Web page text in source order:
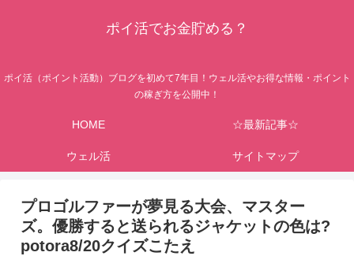
ポイ活でお金貯める？
ポイ活（ポイント活動）ブログを初めて7年目！ウェル活やお得な情報・ポイント
の稼ぎ方を公開中！
HOME ☆最新記事☆
ウェル活 サイトマップ
プロゴルファーが夢見る大会、マスター
ズ。優勝すると送られるジャケットの色は?
potora8/20クイズこたえ